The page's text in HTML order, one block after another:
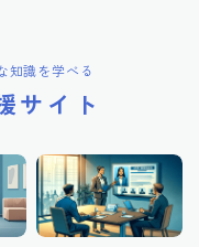
知識を学べる
サイト